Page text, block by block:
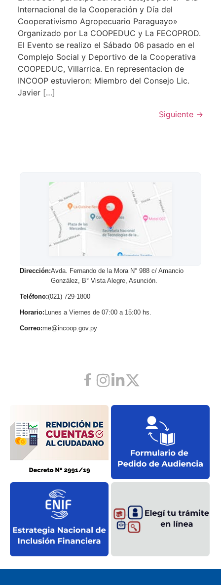
Internacional de la Cooperación y Día del
Cooperativismo Agropecuario Paraguayo»
Organizado por La COOPEDUC y La FECOPROD.
El Evento se realizo el Sábado 06 pasado en el
Complejo Social y Deportivo de la Cooperativa
COOPEDUC, Villarrica. En representacion de
INCOOP estuvieron: Miembro del Consejo Lic.
Javier […]
Siguiente →
Dirección:Avda. Fernando de la Mora N° 988 c/ Amancio
González, B° Vista Alegre, Asunción.
Teléfono:(021) 729-1800
Horario: Lunes a Viernes de 07:00 a 15:00 hs.
Correo:me@incoop.gov.py